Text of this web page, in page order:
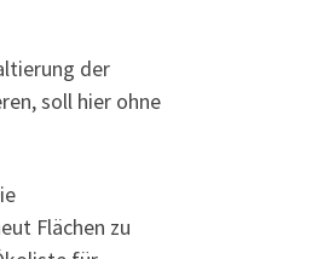
der
soll hier ohne
Flächen zu